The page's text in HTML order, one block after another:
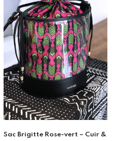
Brigitte Rose-vert – Cuir &